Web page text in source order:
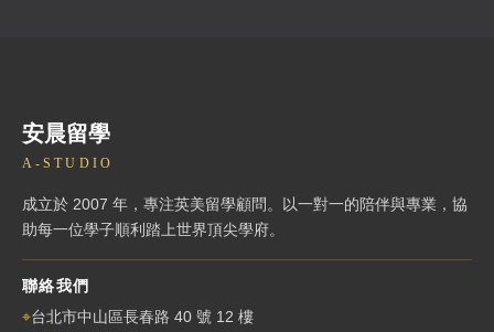
安晨留學
A-STUDIO
成立於 2007 年，專注英美留學顧問。以一對一的陪伴與專業，協
助每一位學子順利踏上世界頂尖學府。
聯絡我們
⌖台北市中山區長春路 40 號 12 樓